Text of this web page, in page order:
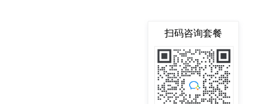
扫码咨询套餐